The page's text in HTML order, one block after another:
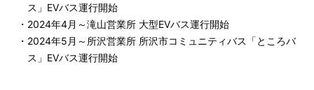
ス」EVバス運行開始
2024年4月～滝山営業所 大型EVバス運行開始
2024年5月～所沢営業所 所沢市コミュニティバス「ところバ
ス」EVバス運行開始